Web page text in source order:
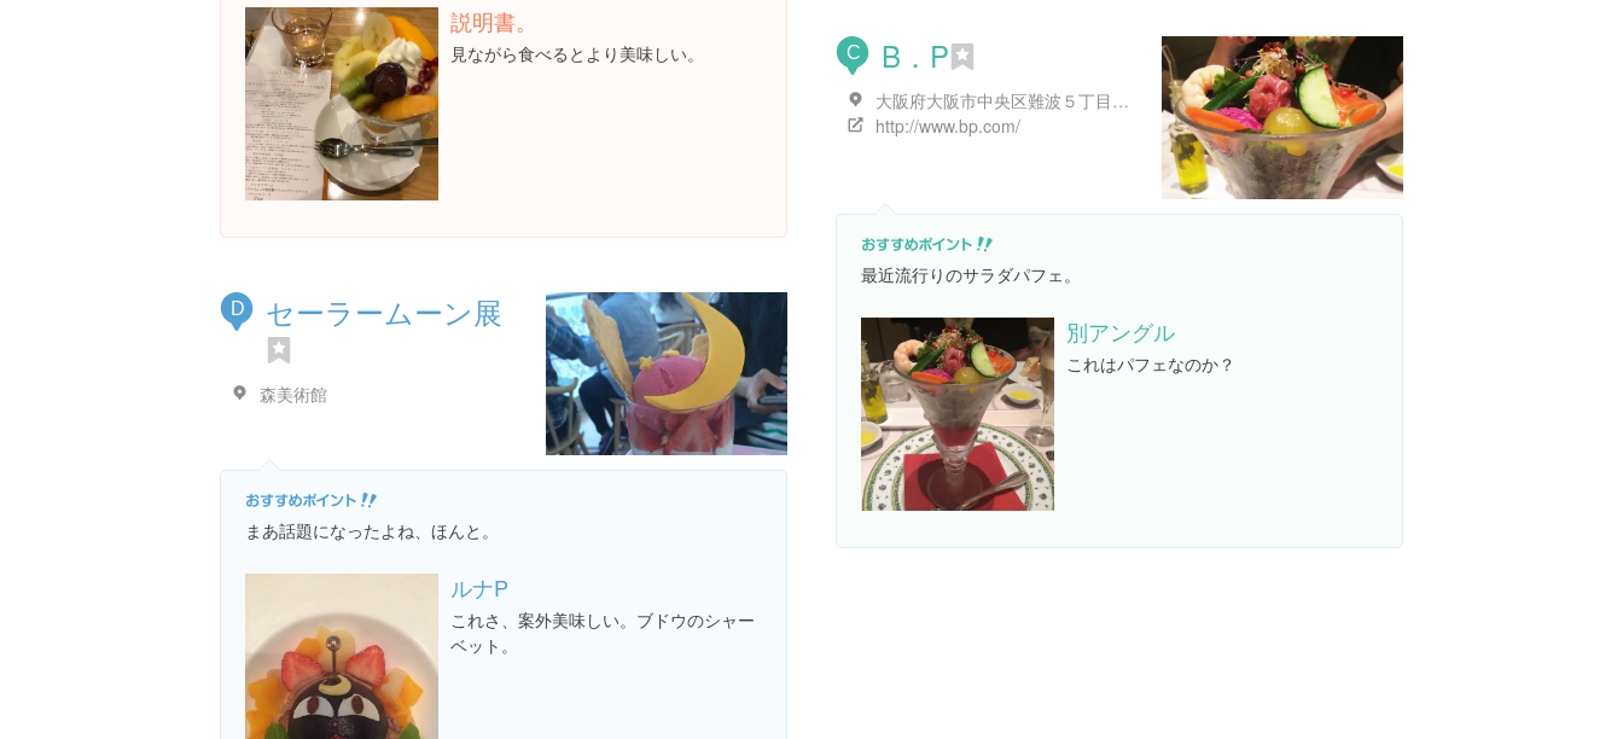
説明書。
見ながら食べるとより美味しい。 C B．P
大阪府大阪市中央区難波５丁目１-１８ 高島屋大阪 なんばダイニングメゾン 8F
http://www.bp.com/
最近流行りのサラダパフェ。
別アングル
これはパフェなのか？
D セーラームーン展
森美術館
まあ話題になったよね、ほんと。
ルナP
これさ、案外美味しい。ブドウのシャー
ベット。